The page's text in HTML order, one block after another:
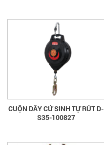
CUỘN DÂY CỨ SINH TỰ RÚT D-
S35-100827